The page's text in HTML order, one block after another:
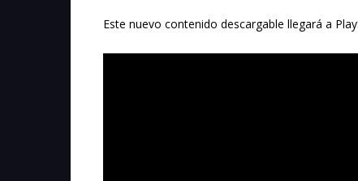
Este nuevo contenido descargable llegará a